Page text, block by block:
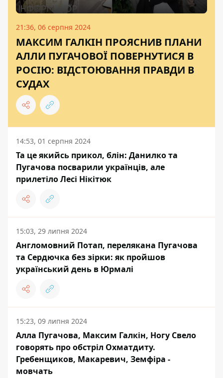
21:36, 06 серпня 2024
МАКСИМ ГАЛКІН ПРОЯСНИВ ПЛАНИ
АЛЛИ ПУГАЧОВОЇ ПОВЕРНУТИСЯ В
РОСІЮ: ВІДСТОЮВАННЯ ПРАВДИ В
СУДАХ
14:53, 01 серпня 2024
Та це якийсь прикол, блін: Данилко та
Пугачова посварили українців, але
прилетіло Лесі Нікітюк
15:03, 29 липня 2024
Англомовний Потап, перелякана Пугачова
та Сердючка без зірки: як пройшов
український день в Юрмалі
15:23, 09 липня 2024
Алла Пугачова, Максим Галкін, Ногу Свело
говорять про обстріл Охматдиту.
Гребенщиков, Макаревич, Земфіра -
мовчать